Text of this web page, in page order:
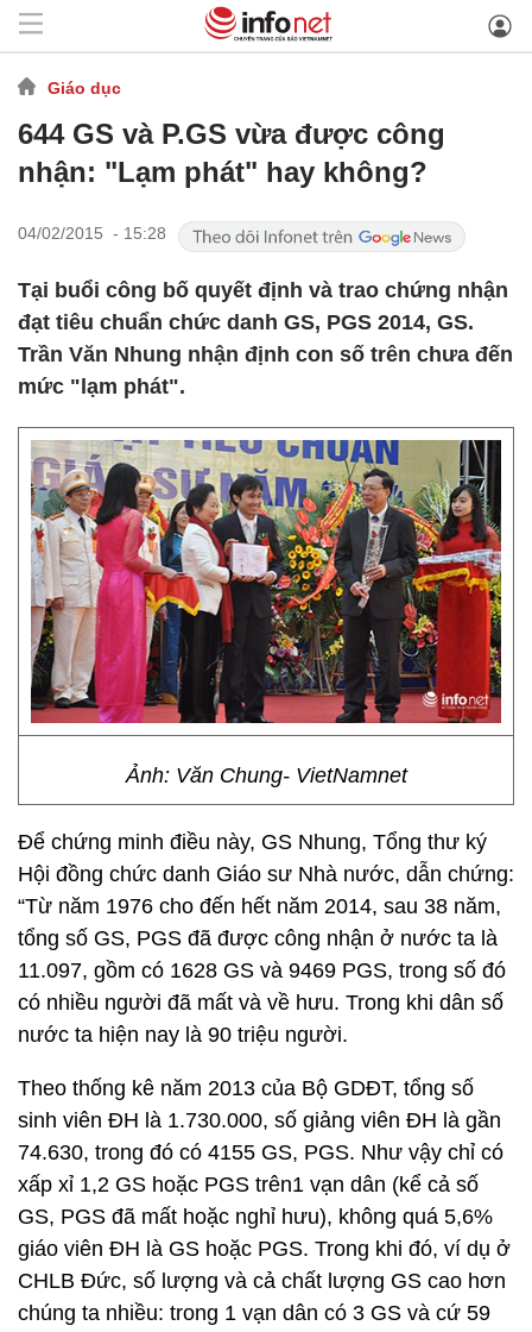
Giáo dục
644 GS và P.GS vừa được công
nhận: "Lạm phát" hay không?
04/02/2015 - 15:28
Tại buổi công bố quyết định và trao chứng nhận
đạt tiêu chuẩn chức danh GS, PGS 2014, GS.
Trần Văn Nhung nhận định con số trên chưa đến
mức "lạm phát".
Ảnh: Văn Chung- VietNamnet
Để chứng minh điều này, GS Nhung, Tổng thư ký
Hội đồng chức danh Giáo sư Nhà nước, dẫn chứng:
“Từ năm 1976 cho đến hết năm 2014, sau 38 năm,
tổng số GS, PGS đã được công nhận ở nước ta là
11.097, gồm có 1628 GS và 9469 PGS, trong số đó
có nhiều người đã mất và về hưu. Trong khi dân số
nước ta hiện nay là 90 triệu người.
Theo thống kê năm 2013 của Bộ GDĐT, tổng số
sinh viên ĐH là 1.730.000, số giảng viên ĐH là gần
74.630, trong đó có 4155 GS, PGS. Như vậy chỉ có
xấp xỉ 1,2 GS hoặc PGS trên1 vạn dân (kể cả số
GS, PGS đã mất hoặc nghỉ hưu), không quá 5,6%
giáo viên ĐH là GS hoặc PGS. Trong khi đó, ví dụ ở
CHLB Đức, số lượng và cả chất lượng GS cao hơn
chúng ta nhiều: trong 1 vạn dân có 3 GS và cứ 59